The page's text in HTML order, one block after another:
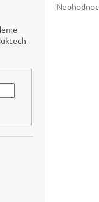
Průměrné